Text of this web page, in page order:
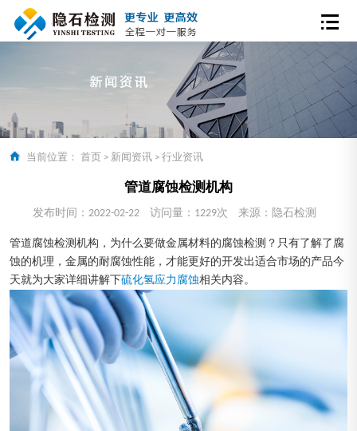
当前位置： 首页 > 新闻资讯 > 行业资讯
管道腐蚀检测机构
发布时间：2022-02-22 访问量：1229次 来源：隐石检测
管道腐蚀检测机构，为什么要做金属材料的腐蚀检测？只有了解了腐
蚀的机理，金属的耐腐蚀性能，才能更好的开发出适合市场的产品今
天就为大家详细讲解下硫化氢应力腐蚀相关内容。